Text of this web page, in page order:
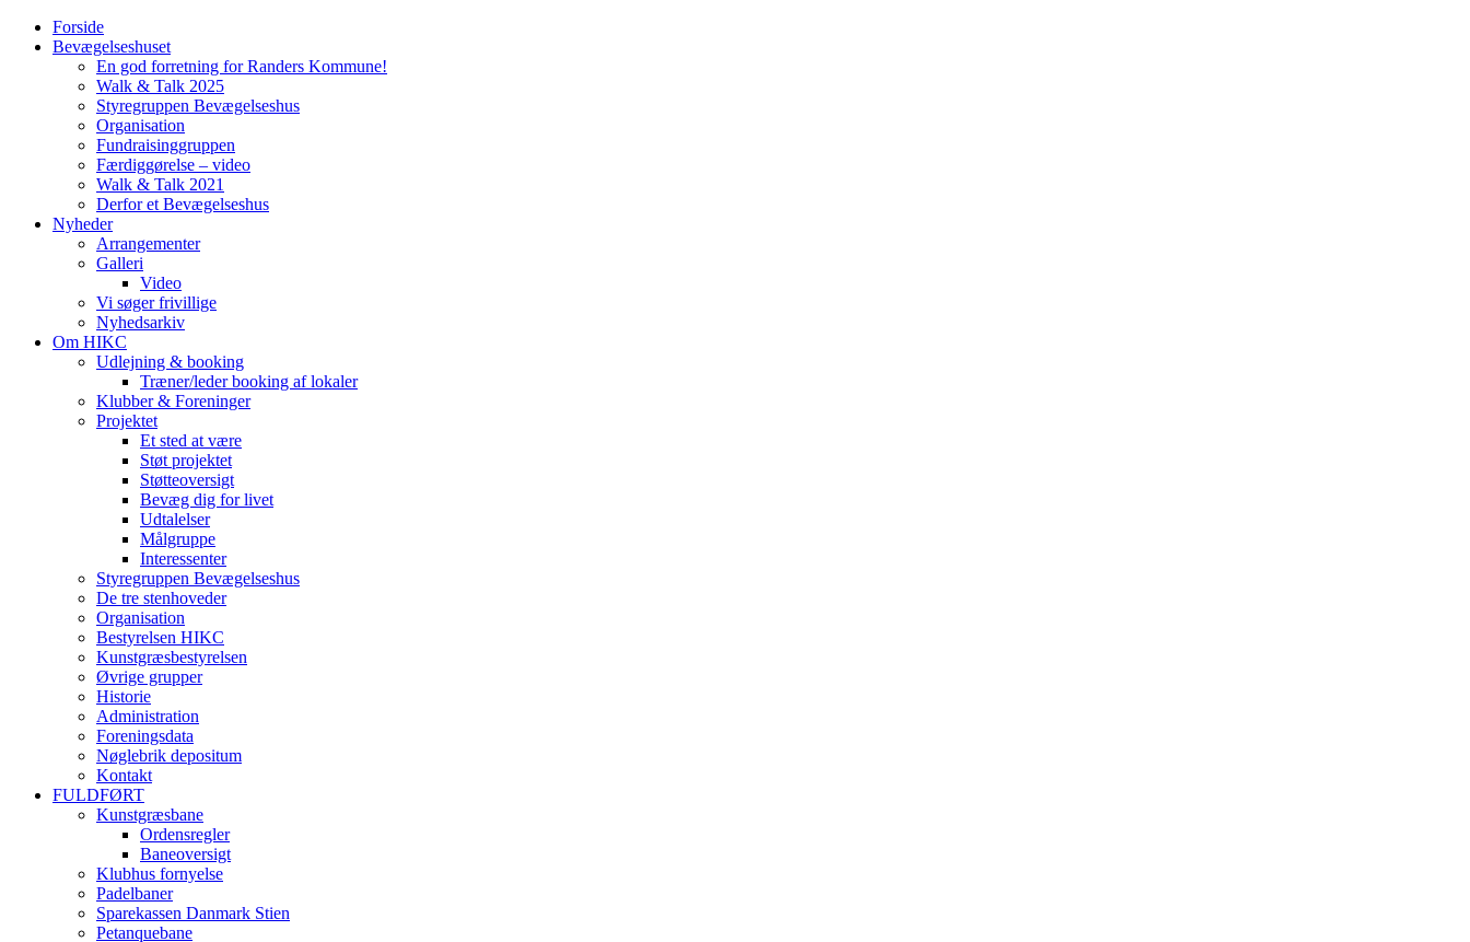
Forside
Bevægelseshuset
En god forretning for Randers Kommune!
Walk & Talk 2025
Styregruppen Bevægelseshus
Organisation
Fundraisinggruppen
Færdiggørelse – video
Walk & Talk 2021
Derfor et Bevægelseshus
Nyheder
Arrangementer
Galleri
Video
Vi søger frivillige
Nyhedsarkiv
Om HIKC
Udlejning & booking
Træner/leder booking af lokaler
Klubber & Foreninger
Projektet
Et sted at være
Støt projektet
Støtteoversigt
Bevæg dig for livet
Udtalelser
Målgruppe
Interessenter
Styregruppen Bevægelseshus
De tre stenhoveder
Organisation
Bestyrelsen HIKC
Kunstgræsbestyrelsen
Øvrige grupper
Historie
Administration
Foreningsdata
Nøglebrik depositum
Kontakt
FULDFØRT
Kunstgræsbane
Ordensregler
Baneoversigt
Klubhus fornyelse
Padelbaner
Sparekassen Danmark Stien
Petanquebane